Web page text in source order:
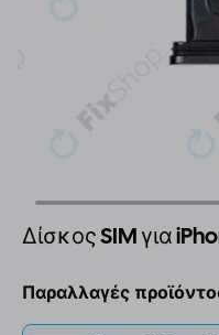
Δίσκος SIM για
Παραλλαγές